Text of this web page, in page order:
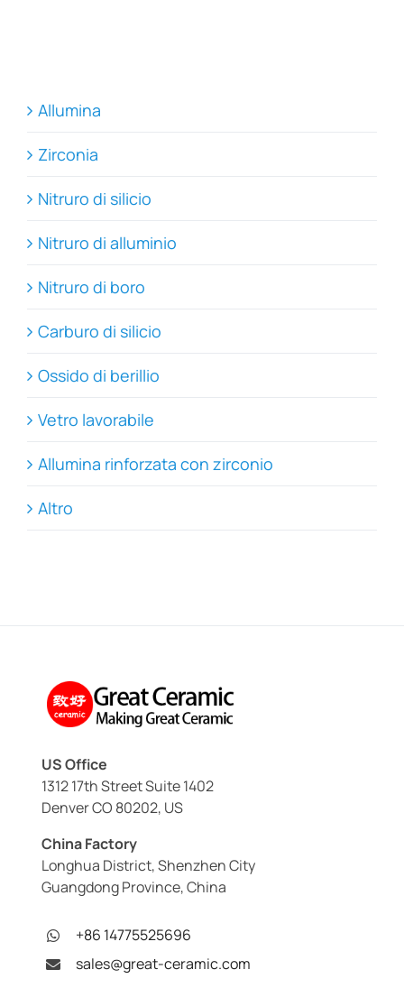
Allumina
Zirconia
Nitruro di silicio
Nitruro di alluminio
Nitruro di boro
Carburo di silicio
Ossido di berillio
Vetro lavorabile
Allumina rinforzata con zirconio
Altro
US Office
1312 17th Street Suite 1402
Denver CO 80202, US
China Factory
Longhua District, Shenzhen City
Guangdong Province, China
+86 14775525696
sales@great-ceramic.com